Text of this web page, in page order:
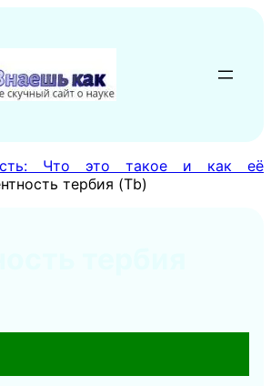
Что это такое и как её
тербия (Tb)